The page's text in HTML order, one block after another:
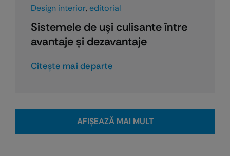
Design interior, editorial
Sistemele de uși culisante între
avantaje și dezavantaje
Citeşte mai departe